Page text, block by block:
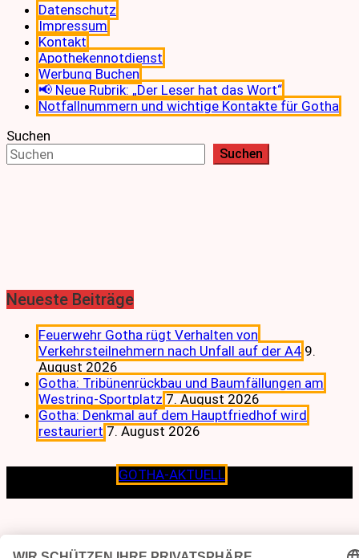
Datenschutz
Impressum
Kontakt
Apothekennotdienst
Werbung Buchen
📢 Neue Rubrik: „Der Leser hat das Wort“
Notfallnummern und wichtige Kontakte für Gotha
Suchen
Suchen
Neueste Beiträge
Feuerwehr Gotha rügt Verhalten von
Verkehrsteilnehmern nach Unfall auf der A4 9.
August 2026
Gotha: Tribünenrückbau und Baumfällungen am
Westring-Sportplatz 7. August 2026
Gotha: Denkmal auf dem Hauptfriedhof wird
restauriert 7. August 2026
GOTHA-AKTUELL
Lokalen verpflichtet.